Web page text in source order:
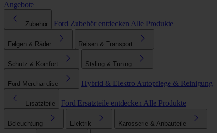
Angebote
Zubehör Ford Zubehör entdecken Alle Produkte
Felgen & Räder Reisen & Transport
Schutz & Komfort Styling & Tuning
Ford Merchandise Hybrid & Elektro Autopflege & Reinigung
Ersatzteile Ford Ersatzteile entdecken Alle Produkte
Beleuchtung Elektrik Karosserie & Anbauteile